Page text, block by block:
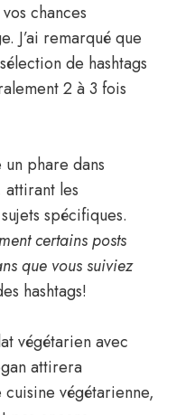
chances
J’ai remarqué que
de hashtags
2 à 3 fois
phare dans
attirant les
spécifiques.
certains posts
que vous suiviez
hashtags!
végétarien avec
attirera
végétarienne,